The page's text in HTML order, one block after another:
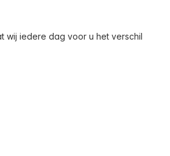
wij iedere dag voor u het verschil